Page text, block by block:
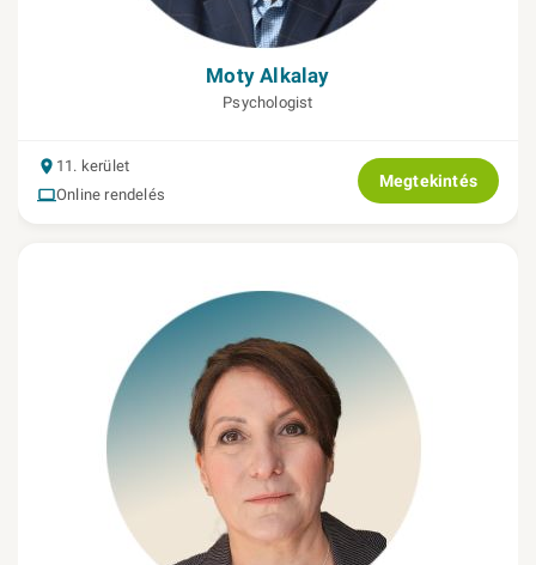
Moty Alkalay
Psychologist
11. kerület
Online rendelés
Megtekintés